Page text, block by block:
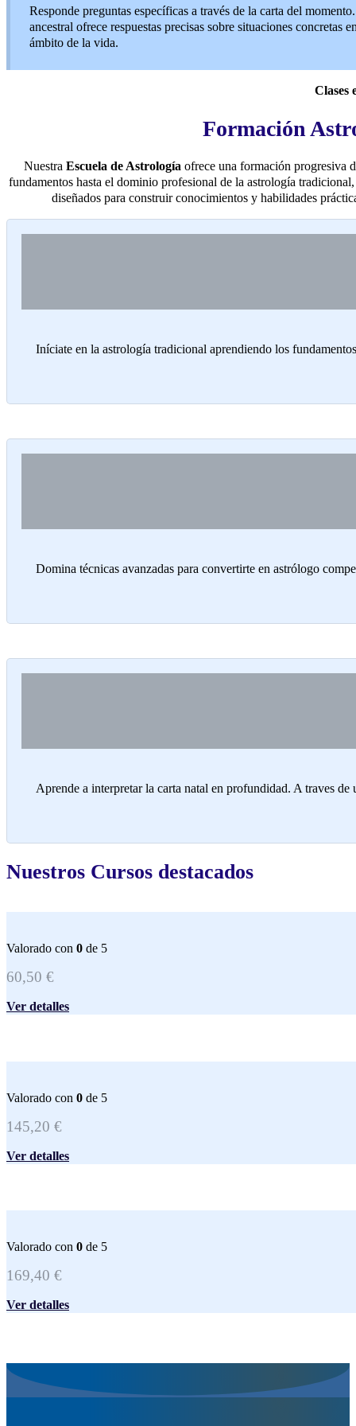
Responde preguntas específicas a través de la carta del
ancestral ofrece respuestas precisas sobre situaciones concretas
ámbito de la vida.
Clases
Formación
Nuestra Escuela de Astrología ofrece una formación progresiva
fundamentos hasta el dominio profesional de la astrología
diseñados para construir conocimientos y habilidades
Iníciate en la astrología tradicional aprendiendo los
Domina técnicas avanzadas para convertirte en astrólogo
Aprende a interpretar la carta natal en profundidad. A traves
Nuestros Cursos destacados
Valorado con 0 de 5
60,50 €
Ver detalles
Valorado con 0 de 5
145,20 €
Ver detalles
Valorado con 0 de 5
169,40 €
Ver detalles